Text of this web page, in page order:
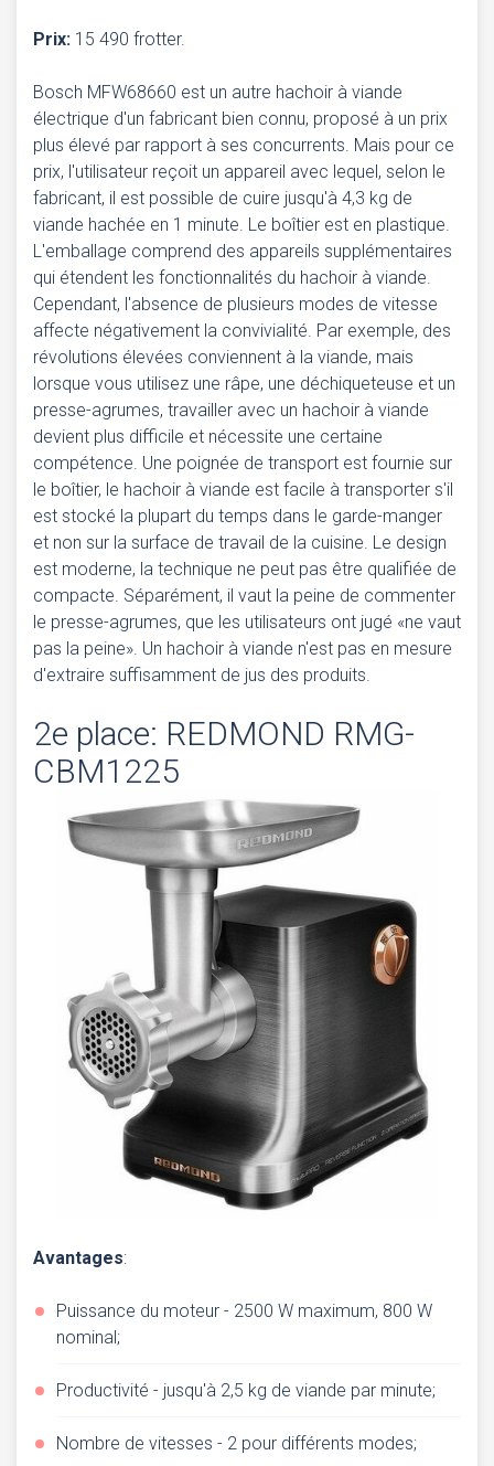
Prix: 15 490 frotter.
Bosch MFW68660 est un autre hachoir à viande
électrique d'un fabricant bien connu, proposé à un prix
plus élevé par rapport à ses concurrents. Mais pour ce
prix, l'utilisateur reçoit un appareil avec lequel, selon le
fabricant, il est possible de cuire jusqu'à 4,3 kg de
viande hachée en 1 minute. Le boîtier est en plastique.
L'emballage comprend des appareils supplémentaires
qui étendent les fonctionnalités du hachoir à viande.
Cependant, l'absence de plusieurs modes de vitesse
affecte négativement la convivialité. Par exemple, des
révolutions élevées conviennent à la viande, mais
lorsque vous utilisez une râpe, une déchiqueteuse et un
presse-agrumes, travailler avec un hachoir à viande
devient plus difficile et nécessite une certaine
compétence. Une poignée de transport est fournie sur
le boîtier, le hachoir à viande est facile à transporter s'il
est stocké la plupart du temps dans le garde-manger
et non sur la surface de travail de la cuisine. Le design
est moderne, la technique ne peut pas être qualifiée de
compacte. Séparément, il vaut la peine de commenter
le presse-agrumes, que les utilisateurs ont jugé «ne vaut
pas la peine». Un hachoir à viande n'est pas en mesure
d'extraire suffisamment de jus des produits.
2e place: REDMOND RMG-
CBM1225
Avantages:
Puissance du moteur - 2500 W maximum, 800 W
nominal;
Productivité - jusqu'à 2,5 kg de viande par minute;
Nombre de vitesses - 2 pour différents modes;